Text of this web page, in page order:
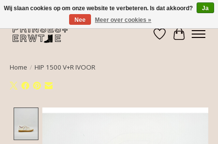
Verlanglijst
Home / HIP 1500 V+R IVOOR
Product image slideshow Items
Wij slaan cookies op om onze website te verbeteren. Is dat akkoord?
Ja
Nee
Meer over cookies »